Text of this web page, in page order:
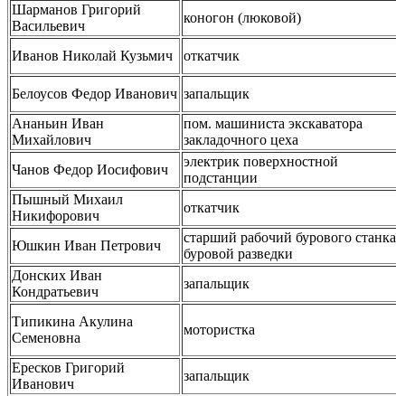
Шарманов Григорий
Васильевич
коногон (люковой)
Иванов Николай Кузьмич откатчик
Белоусов Федор Иванович запальщик
Ананьин Иван
Михайлович
пом. машиниста экскаватора
закладочного цеха
Чанов Федор Иосифович
электрик поверхностной
подстанции
Пышный Михаил
Никифорович
откатчик
Юшкин Иван Петрович
старший рабочий бурового станка
буровой разведки
Донских Иван
Кондратьевич
запальщик
Типикина Акулина
Семеновна
мотористка
Ересков Григорий
Иванович
запальщик